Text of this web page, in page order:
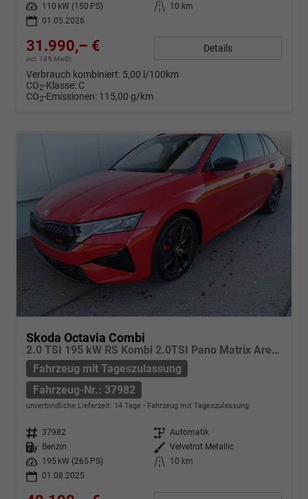
Leistung
110 kW (150 PS) Kilometerstand
10 km
01.05.2026
31.990,– €
incl. 19% MwSt.
Details
Verbrauch kombiniert: 5,00 l/100km
CO2-Klasse: C
CO2-Emissionen: 115,00 g/km
Skoda Octavia Combi
2.0 TSI 195 kW RS Kombi 2.0TSI Pano Matrix Area AHK Sound GV5
Fahrzeug mit Tageszulassung
Fahrzeug-Nr.: 37982
unverbindliche Lieferzeit: 14 Tage Fahrzeug mit Tageszulassung
Fahrzeug-Nr. 37982 Getriebe Automatik
Kraftstoff
Benzin Außenfarbe Velvetrot Metallic
Leistung
195 kW (265 PS) Kilometerstand
10 km
01.08.2025